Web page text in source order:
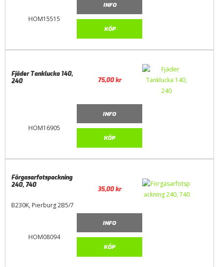
HOM15515
INFO
KÖP
HOM16905
Fjäder Tanklucka 140,
240
75,00kr
INFO
KÖP
HOM08094
Förgasarfotspackning
240, 740
B230K, Pierburg 2B5/7
35,00kr
INFO
KÖP